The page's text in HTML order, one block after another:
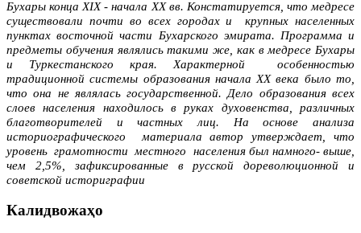
Бухары конца XIX- начала XXвв. Констатируется, что медресе
существовали почти во всех городах и крупных населенных
пунктах восточной части Бухарского эмирата. Программа и
предметы обучения являлись такими же, как в медресе Бухары
и Туркестанского края. Характерной особенностью
традиционной системы образования начала ХХ века было то,
что она не являлась государственной. Дело образования всех
слоев насе­ления находилось в руках духовенства, различных
благотворителей и частных лиц. На основе анализа
историографического материала автор утверждает, что
уровень грамотности местного населения был намного- выше,
чем 2,5%, зафик­сированные в русской дореволюционной и
советской историграфии
Калидвожаҳо